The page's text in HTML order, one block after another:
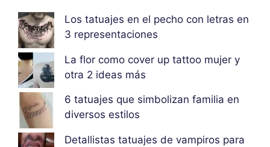
Los tatuajes en el pecho con letras en
3 representaciones
La flor como cover up tattoo mujer y
otra 2 ideas más
6 tatuajes que simbolizan familia en
diversos estilos
Detallistas tatuajes de vampiros para